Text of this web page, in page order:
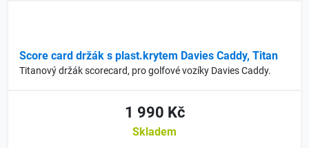
Score card držák s plast.krytem Davies Caddy, Titan
Titanový držák scorecard, pro golfové vozíky Davies Caddy.
1 990 Kč
Skladem